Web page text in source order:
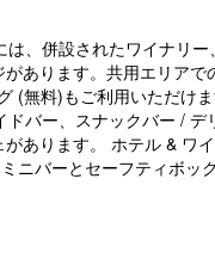
は、併設されたワイナリ
あります。共用エリアで
(無料)もご利用いただけ
ドバー、スナックバー / デ
あります。 ホテル & ワ
ニバーとセーフティボッ